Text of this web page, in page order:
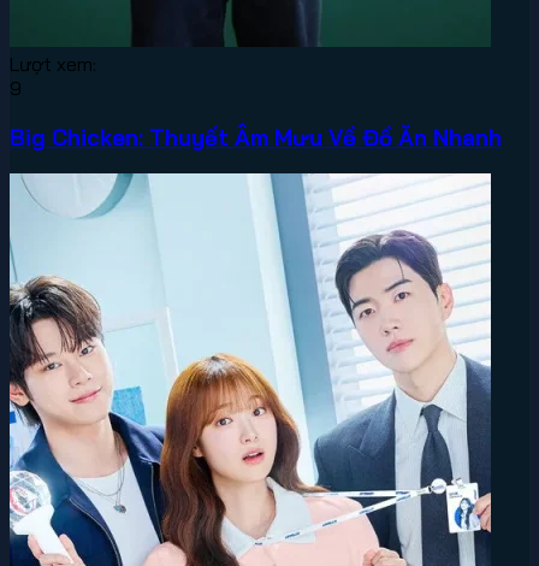
Lượt xem:
9
Big Chicken: Thuyết Âm Mưu Về Đồ Ăn Nhanh